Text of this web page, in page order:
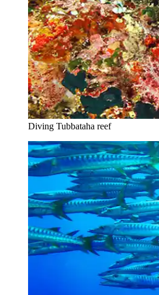
Diving Tubbataha reef